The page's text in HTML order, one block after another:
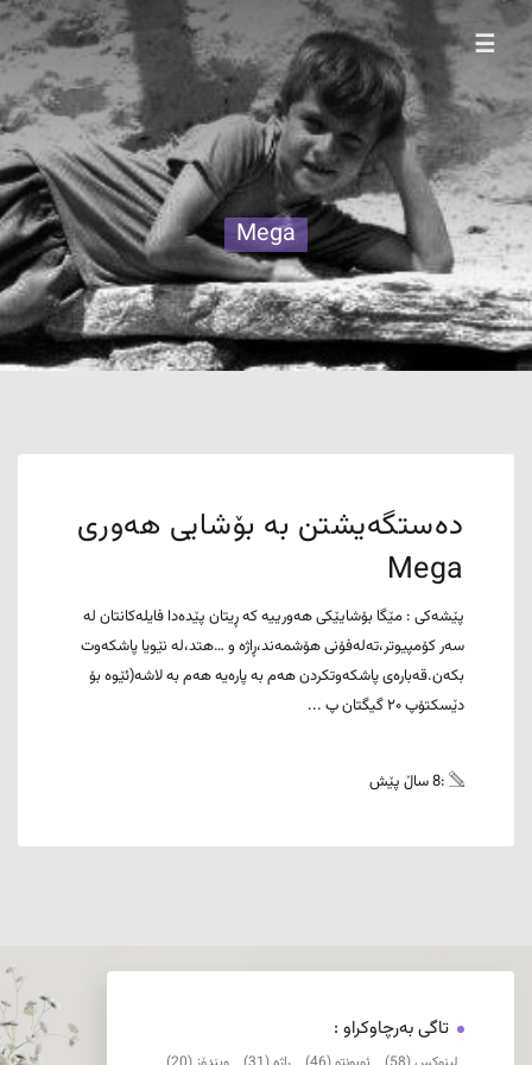
☰
Mega
دەستگەیشتن بە بۆشایی هەوری
Mega
پێشەکی : مێگا بۆشایێکی هەورییە کە ڕیتان پێدەدا فایلەکانتان لە
سەر کۆمپیوتر،تەلەفۆنی هۆشمەند،ڕاژە و …هتد،لە نێویا پاشکەوت
بکەن.قەبارەی پاشکەوتکردن هەم بە پارەیە هەم بە لاشە(ئێوە بۆ
دێسکتۆپ ۲۰ گیگتان پ ...
:8 ساڵ پێش
تاگی بەرچاوکراو :